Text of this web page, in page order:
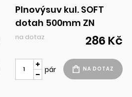
Plnovýsuv kul. SOFT
dotah 500mm ZN
na dotaz 286 Kč
pár